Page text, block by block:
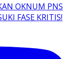
OKNUM PNS
FASE KRITIS!